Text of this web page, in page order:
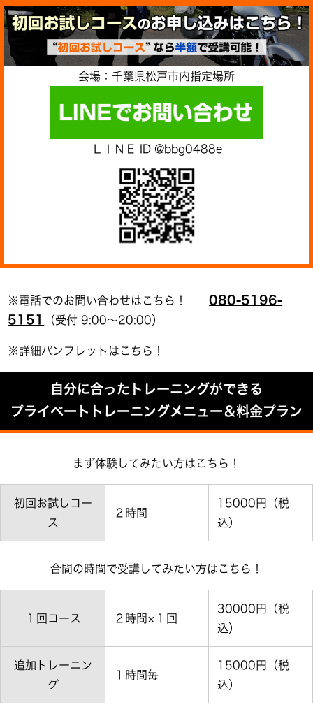
会場：千葉県松戸市内指定場所
ＬＩＮＥ ID @bbg0488e
※電話でのお問い合わせはこちら！080-5196-
5151
（受付 9:00～20:00）
※詳細パンフレットはこちら！
自分に合ったトレーニングができる
プライベートトレーニングメニュー＆料金プラン
まず体験してみたい方はこちら！
初回お試しコー
ス
２時間
15000円（税
込）
合間の時間で受講してみたい方はこちら！
１回コース ２時間×１回
30000円（税
込）
追加トレーニン
グ
１時間毎
15000円（税
込）